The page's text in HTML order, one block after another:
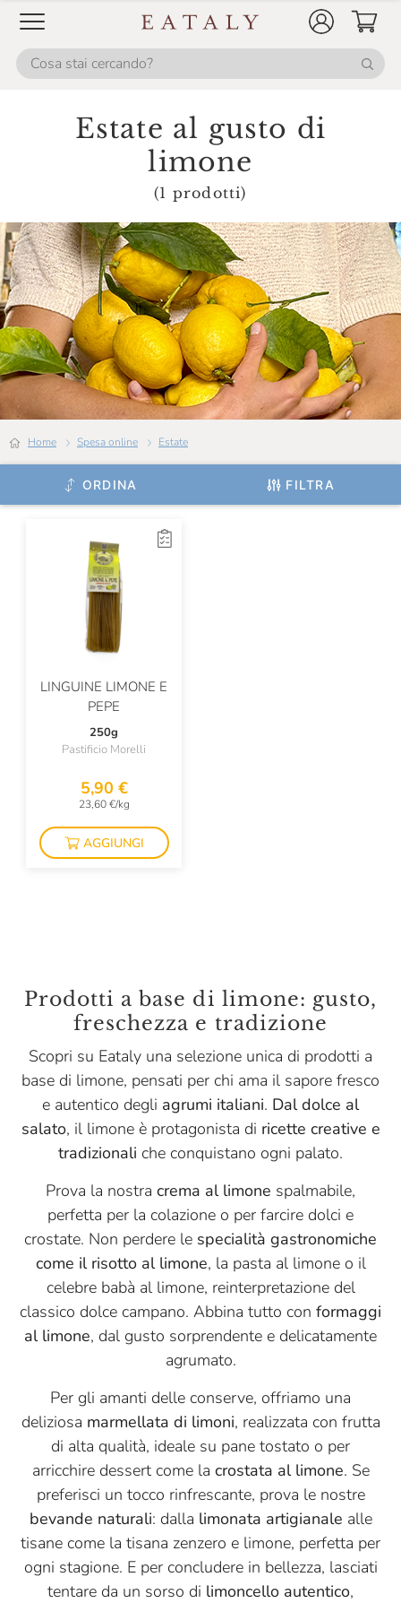
Estate al gusto di
limone
(1 prodotti)
Home Spesa online Estate
ORDINA FILTRA
LINGUINE LIMONE E
PEPE
250g
Pastificio Morelli
5,90 €
23,60 €/kg
AGGIUNGI
Prodotti a base di limone: gusto,
freschezza e tradizione
Scopri su Eataly una selezione unica di prodotti a
base di limone, pensati per chi ama il sapore fresco
e autentico degli agrumi italiani. Dal dolce al
salato, il limone è protagonista di ricette creative e
tradizionali che conquistano ogni palato.
Prova la nostra crema al limone spalmabile,
perfetta per la colazione o per farcire dolci e
crostate. Non perdere le specialità gastronomiche
come il risotto al limone, la pasta al limone o il
celebre babà al limone, reinterpretazione del
classico dolce campano. Abbina tutto con formaggi
al limone, dal gusto sorprendente e delicatamente
agrumato.
Per gli amanti delle conserve, offriamo una
deliziosa marmellata di limoni, realizzata con frutta
di alta qualità, ideale su pane tostato o per
arricchire dessert come la crostata al limone. Se
preferisci un tocco rinfrescante, prova le nostre
bevande naturali: dalla limonata artigianale alle
tisane come la tisana zenzero e limone, perfetta per
ogni stagione. E per concludere in bellezza, lasciati
tentare da un sorso di limoncello autentico,